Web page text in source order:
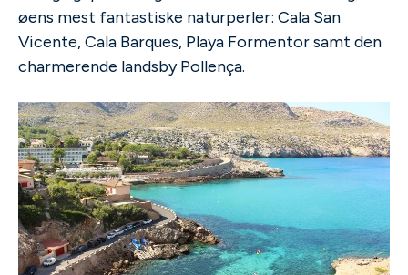
øens mest fantastiske naturperler: Cala San
Vicente, Cala Barques, Playa Formentor samt den
charmerende landsby Pollença.